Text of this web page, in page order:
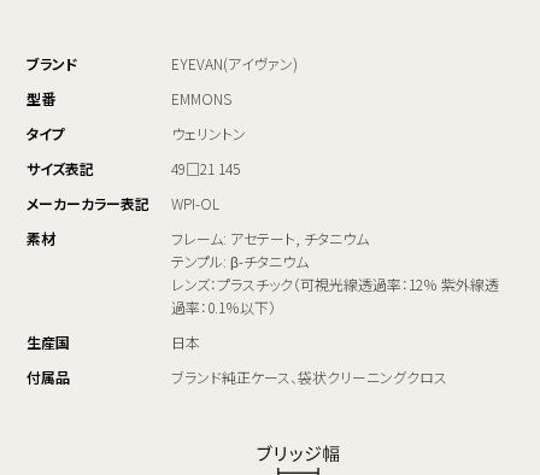
ブランド
EYEVAN(アイヴァン)
型番
EMMONS
タイプ
ウェリントン
サイズ表記
49□21 145
メーカーカラー表記
WPI-OL
素材
フレーム: アセテート, チタニウム
テンプル: β-チタニウム
レンズ：プラスチック（可視光線透過率：12％ 紫外線透
過率：0.1％以下）
生産国
日本
付属品
ブランド純正ケース、袋状クリーニングクロス